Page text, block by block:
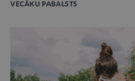
VECĀKU PABALSTS